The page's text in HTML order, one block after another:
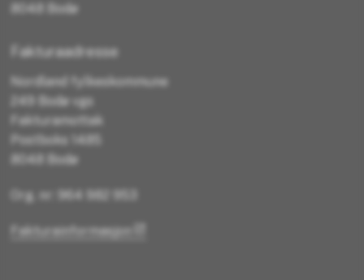
8048 Bodø
Fakturaadresse
Nordland fylkeskommune
249 Bodø vgs
Fakturamottak
Postboks 1485
8048 Bodø
Org. nr: 964 982 953
Fakturainformasjon